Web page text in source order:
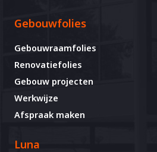
Gebouwfolies
Gebouwraamfolies
Renovatiefolies
Gebouw projecten
Werkwijze
Afspraak maken
Luna